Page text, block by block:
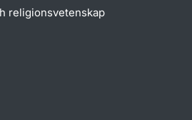
religionsvetenskap